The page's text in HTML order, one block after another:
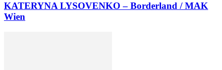
KATERYNA LYSOVENKO – Borderland / MAK
Wien